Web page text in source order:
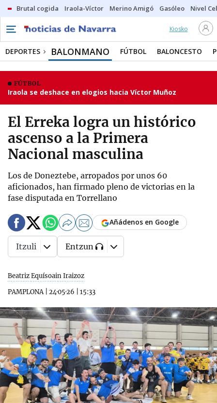
Brutal cogida Iraola-Víctor Merino Amigó Gasóleo Nivel
Kiosko
DEPORTES BALONMANO FÚTBOL BALONCESTO
FÚTBOL
Iraola se deshace en elogios hacia Víctor Muñoz
El Erreka logra un histórico
ascenso a la Primera
Nacional masculina
Los de Doneztebe, arropados por unos 60
aficionados, han firmado pleno de victorias en la
fase disputada en Torrellano
Beatriz Equísoain Iraizoz
PAMPLONA| 24·05·26 15:33
Añádenos en Google
Itzuli Entzun